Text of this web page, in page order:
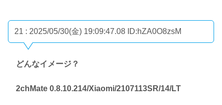
21 : 2025/05/30(金) 19:09:47.08 ID:hZA0O8zsM
どんなイメージ？
2chMate 0.8.10.214/Xiaomi/2107113SR/14/LT